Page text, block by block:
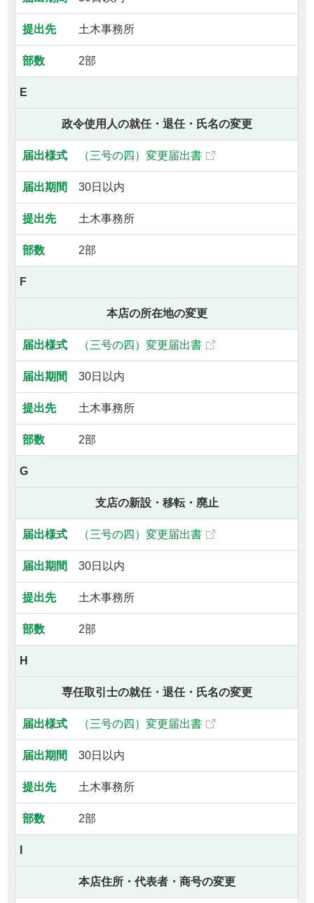
土木事務所
2部
E
政令使用人の就任・退任・氏名の変更
（三号の四）変更届出書
30日以内
土木事務所
2部
F
本店の所在地の変更
（三号の四）変更届出書
30日以内
土木事務所
2部
G
支店の新設・移転・廃止
（三号の四）変更届出書
30日以内
土木事務所
2部
H
専任取引士の就任・退任・氏名の変更
（三号の四）変更届出書
30日以内
土木事務所
2部
本店住所・代表者・商号の変更